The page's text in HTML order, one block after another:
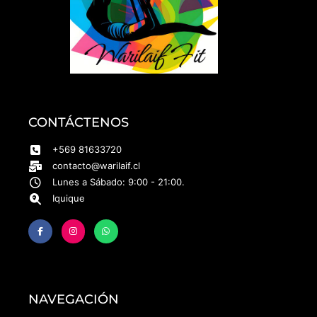
CONTÁCTENOS
+569 81633720
contacto@warilaif.cl
Lunes a Sábado: 9:00 - 21:00.
Iquique
NAVEGACIÓN